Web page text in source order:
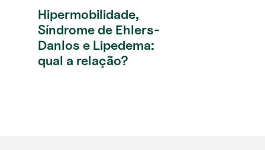
Hipermobilidade,
Síndrome de Ehlers-
Danlos e Lipedema:
qual a relação?